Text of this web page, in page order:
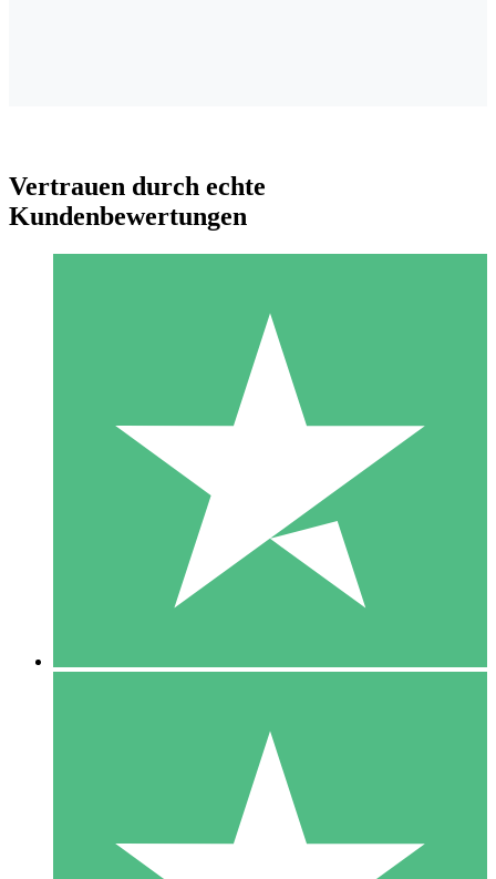
Individuelle Credit-Pakete
Zahlen Sie nach Bedarf mit Download-Credits. Keine
monatliche Verpflichtung erforderlich.
10 00
10 Downloads
20 00
Vertrauen durch echte
Kundenbewertungen